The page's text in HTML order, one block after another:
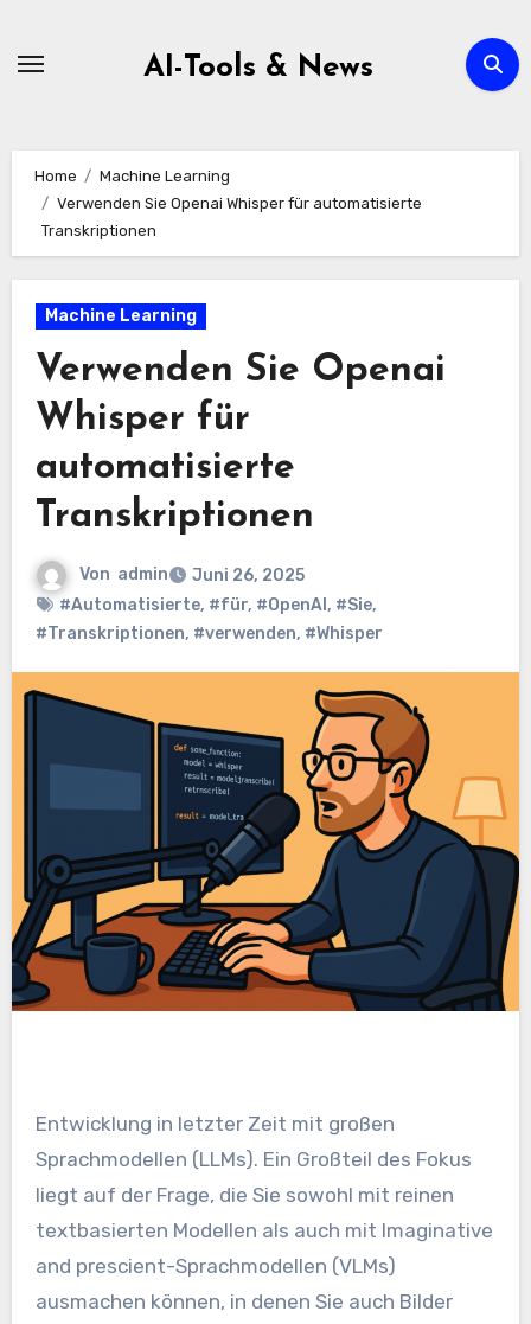
AI-Tools & News
Home
Machine Learning
Verwenden Sie Openai Whisper für automatisierte
Transkriptionen
Machine Learning
Verwenden Sie Openai
Whisper für
automatisierte
Transkriptionen
Von admin
Juni 26, 2025
#Automatisierte, #für, #OpenAI , #Sie,
#Transkriptionen, #verwenden, #Whisper
Entwicklung in letzter Zeit mit großen
Sprachmodellen (LLMs). Ein Großteil des Fokus
liegt auf der Frage, die Sie sowohl mit reinen
textbasierten Modellen als auch mit Imaginative
and prescient-Sprachmodellen (VLMs)
ausmachen können, in denen Sie auch Bilder